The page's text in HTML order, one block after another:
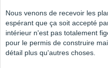
Nous venons de recevoir les
espérant que ça soit accepté
intérieur n'est pas totalement
pour le permis de construire
détail plus qu'autres choses.